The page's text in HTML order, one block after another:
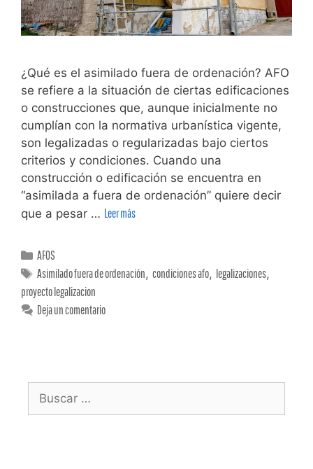
¿Qué es el asimilado fuera de ordenación? AFO
se refiere a la situación de ciertas edificaciones
o construcciones que, aunque inicialmente no
cumplían con la normativa urbanística vigente,
son legalizadas o regularizadas bajo ciertos
criterios y condiciones. Cuando una
construcción o edificación se encuentra en
“asimilada a fuera de ordenación” quiere decir
que a pesar … Leer más
AFOS
Asimilado fuera de ordenación,condiciones afo, legalizaciones,
proyecto legalizacion
Deja un comentario